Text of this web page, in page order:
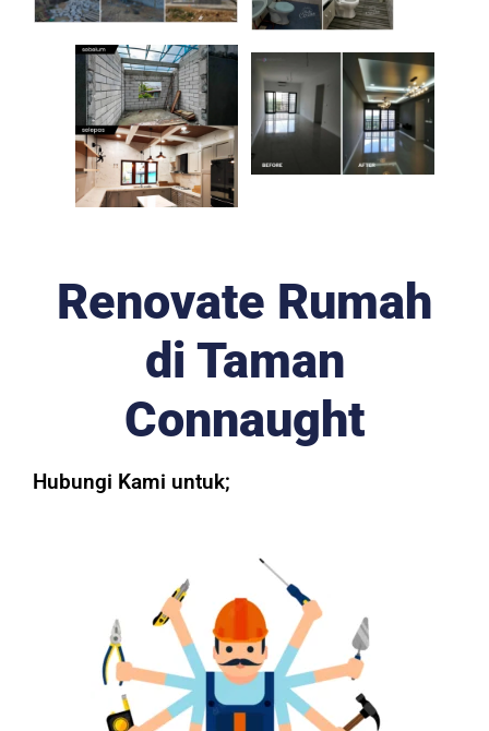
Renovate Rumah
di Taman
Connaught
Hubungi Kami untuk;